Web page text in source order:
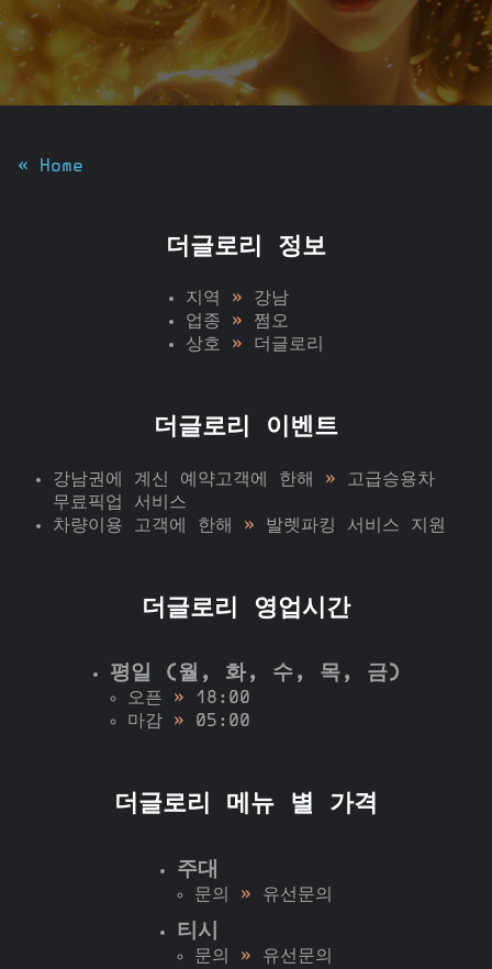
« Home
더글로리 정보
지역 » 강남
업종 » 쩜오
상호 » 더글로리
더글로리 이벤트
강남권에 계신 예약고객에 한해 » 고급승용차
무료픽업 서비스
차량이용 고객에 한해 » 발렛파킹 서비스 지원
더글로리 영업시간
평일 (월, 화, 수, 목, 금)
오픈 » 18:00
마감 » 05:00
더글로리 메뉴 별 가격
주대
문의 » 유선문의
티시
문의 » 유선문의